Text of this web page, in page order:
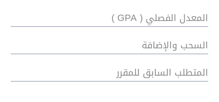
المعدل الفصلي ( GPA )
السحب والإضافة
المتطلب السابق للمقرر